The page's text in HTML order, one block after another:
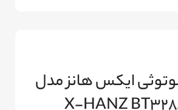
ایکس هانز مدل